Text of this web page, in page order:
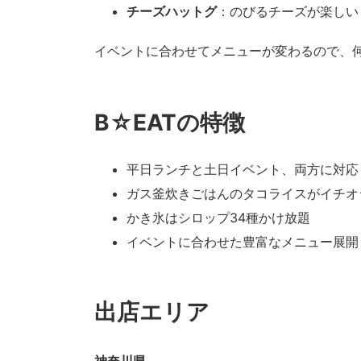
チーズハットグ：のびるチーズが楽しい
イベントに合わせてメニューが変わるので、
B☆EATの特徴
平日ランチと土日イベント、両方に対応
ガス釜炊きごはんのタコライスがイチオ
かき氷はシロップ34種かけ放題
イベントに合わせた豊富なメニュー展開
出店エリア